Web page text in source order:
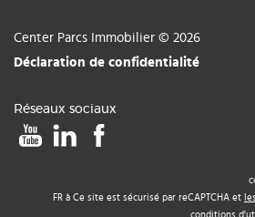
Center Parcs Immobilier © 2026
Déclaration de confidentialité
Réseaux sociaux
FR à Ce site est sécurisé par reCAPTCHA et
conditions